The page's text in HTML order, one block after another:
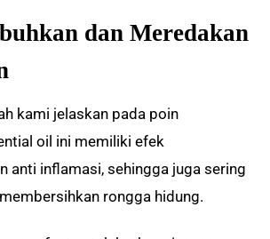
dan Meredakan
kami jelaskan pada poin
oil ini memiliki efek
anti inflamasi, sehingga juga sering
rongga hidung.